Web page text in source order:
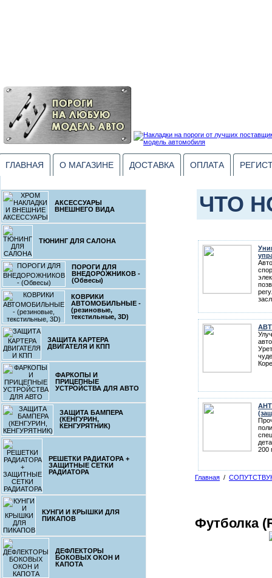
ГЛАВНАЯ О МАГАЗИНЕ ДОСТАВКА ОПЛАТА
АКСЕССУАРЫ
ВНЕШНЕГО ВИДА
ТЮНИНГ ДЛЯ САЛОНА
ПОРОГИ ДЛЯ
ВНЕДОРОЖНИКОВ -
(Обвесы)
КОВРИКИ
АВТОМОБИЛЬНЫЕ -
(резиновые,
текстильные, 3D)
ЗАЩИТА КАРТЕРА
ДВИГАТЕЛЯ И КПП
ФАРКОПЫ И
ПРИЦЕПНЫЕ
УСТРОЙСТВА ДЛЯ АВТО
ЗАЩИТА БАМПЕРА
(КЕНГУРИН,
КЕНГУРЯТНИК)
РЕШЕТКИ РАДИАТОРА +
ЗАЩИТНЫЕ СЕТКИ
РАДИАТОРА
КУНГИ И КРЫШКИ ДЛЯ
ПИКАПОВ
ДЕФЛЕКТОРЫ
БОКОВЫХ ОКОН И
КАПОТА
ЧТО
200
Главная /
Футболка